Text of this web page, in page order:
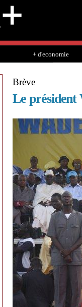
+ d'economie
Brève
Le président